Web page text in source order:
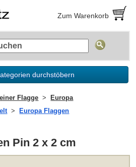
Zum Warenkorb
durchstöbern
Flagge
Europa
Europa Flaggen
Pin 2 x 2 cm